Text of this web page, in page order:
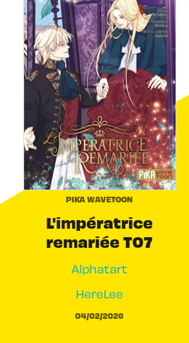
PIKA WAVETOON
L'impératrice
remariée T07
Alphatart
HereLee
04/02/2026